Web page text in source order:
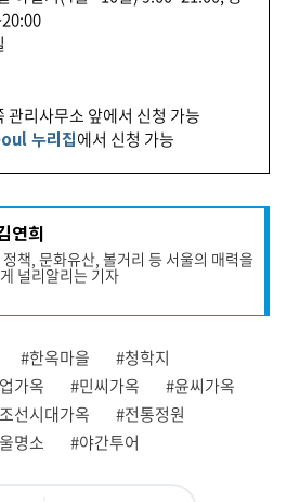
리사무소 앞에서 신청 가능
누리집에서 신청 가능
연희
책, 문화유산, 볼거리 등 서울의 매력을
널리알리는 기자
#한옥마을
#청학지
가옥 #민씨가옥
#윤씨가옥
선시대가옥
#전통정원
명소 #야간투어